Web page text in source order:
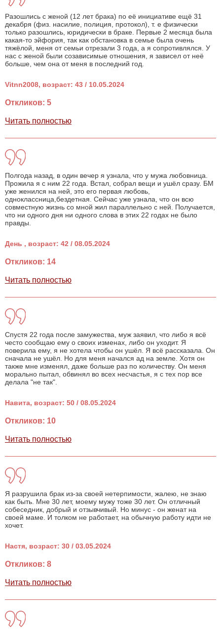
Разошлись с женой (12 лет брака) по её инициативе ещё 31
декабря (физ. насилие, полиция, протокол), т. е физически
только разошлись, юридически в браке. Первые 2 месяца была
какая-то эйфория, так как обстановка в семье была очень
тяжёлой, меня от семьи отрезали 3 года, а я сопротивлялся. У
нас с женой были созависимые отношения, я зависел от неё
больше, чем она от меня в последний год.
Vitnn2008, возраст: 43 / 10.05.2024
Откликов: 5
Читать полностью
Полгода назад, в один вечер я узнала, что у мужа любовница.
Прожила я с ним 22 года. Встал, собрал вещи и ушёл сразу. БМ
уже женился на ней, это его первая любовь,
одноклассница,бездетная. Сейчас уже узнала, что он всю
совместную жизнь со мной жил параллельно с ней. Получается,
что ни одного дня ни одного слова в этих 22 годах не было
правды.
День , возраст: 42 / 08.05.2024
Откликов: 14
Читать полностью
Спустя 22 года после замужества, муж заявил, что либо я всё
често сообщаю ему о своих изменах, либо он уходит. Я
поверила ему, я не хотела чтобы он ушёл. Я всё рассказала. Он
сначала не ушёл. Но для меня начался ад на земле. Хотя он
также мне изменял, даже больше раз по количеству. Он меня
морально пытал, обвинял во всех несчастья, я с тех пор все
делала "не так".
Навита, возраст: 50 / 08.05.2024
Откликов: 10
Читать полностью
Я разрушила брак из-за своей нетерпимости, жалею, не знаю
как быть. Мне 30 лет, моему мужу тоже 30 лет. Он отличный
собеседник, добрый и отзывчивый. Но минус - он женат на
своей маме. И толком не работает, на обычную работу идти не
хочет.
Настя, возраст: 30 / 03.05.2024
Откликов: 8
Читать полностью